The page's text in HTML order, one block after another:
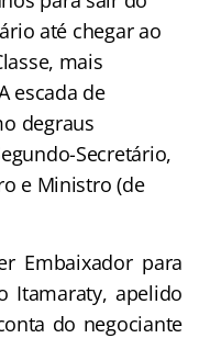
até chegar ao
mais
escada de
degraus
Secretário,
e Ministro (de
Embaixador para
Itamaraty, apelido
do negociante